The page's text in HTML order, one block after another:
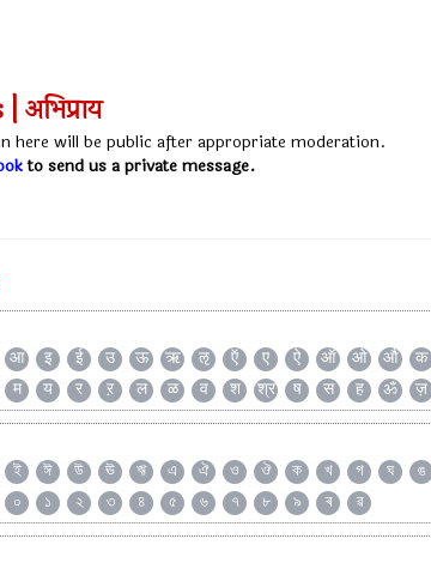
here will be public after appropriate moderation.
to send us a private message.
आ इ ई उ ऊ ऋ ऌ ऍ ए ऐ ऑ ओ औ क
म य र ऱ ल ळ व श श्र ष स ह ॐ ज़
ই ঈ উ ঊ ঋ এ ঐ ও ঔ ক খ গ ঘ ঙ
০ ১ ২ ৩ ৪ ৫ ৬ ৭ ৮ ৯ ৰ ৱ